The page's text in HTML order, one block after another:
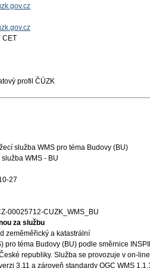
CET
profil ČÚZK
služba WMS pro téma Budovy (BU)
WMS - BU
27
00025712-CUZK_WMS_BU
za službu
zeměměřický a katastrální
pro téma Budovy (BU) podle směrnice
republiky. Služba se provozuje v on-
3.11 a zároveň standardy OGC WMS